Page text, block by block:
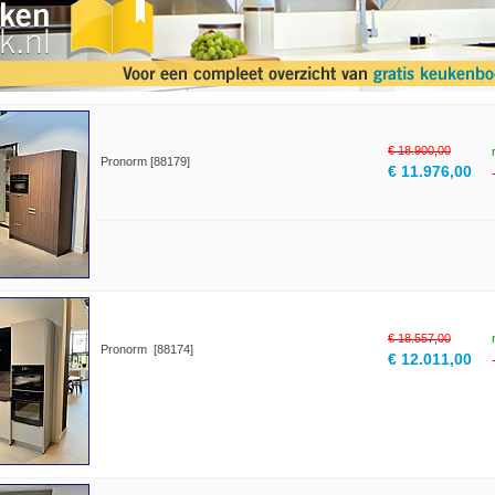
Pronorm [88179]
€ 18.900,00
€ 11.976,00
Pronorm [88174]
€ 18.557,00
€ 12.011,00